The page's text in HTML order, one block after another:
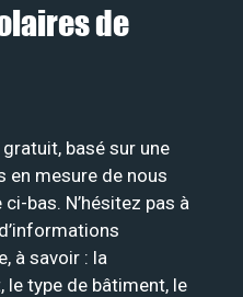
de
basé sur une
en mesure de nous
bas. N’hésitez pas à
à savoir : la
type de bâtiment, le